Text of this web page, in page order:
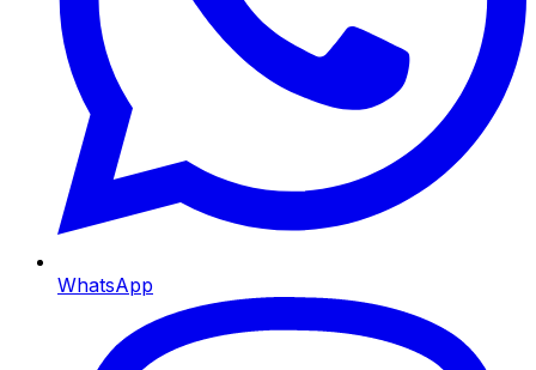
WhatsApp